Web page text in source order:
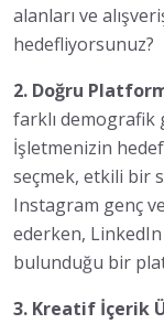
alanları ve
hedefliyorsunuz?
2. Doğru
farklı demografik
İşletmenizin
seçmek, etkili bir
Instagram genç
ederken,
bulunduğu bir
3. Kreatif İçerik